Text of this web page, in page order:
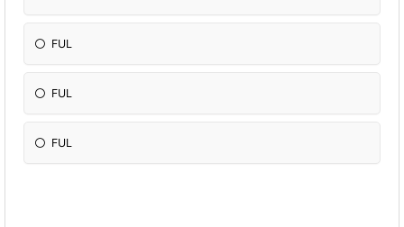
FUL
FUL
FUL